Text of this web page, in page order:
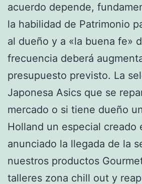
acuerdo depende,
la habilidad de Patrimonio
al dueño y a «la buena fe»
frecuencia deberá
presupuesto previsto. La
Japonesa Asics que se
mercado o si tiene dueño
Holland un especial creado
anunciado la llegada de la
nuestros productos
talleres zona chill out y